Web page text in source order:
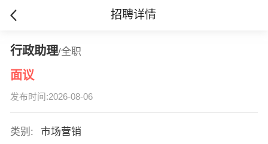
招聘详情
行政助理/全职
面议
发布时间:2026-08-06
类别:
市场营销